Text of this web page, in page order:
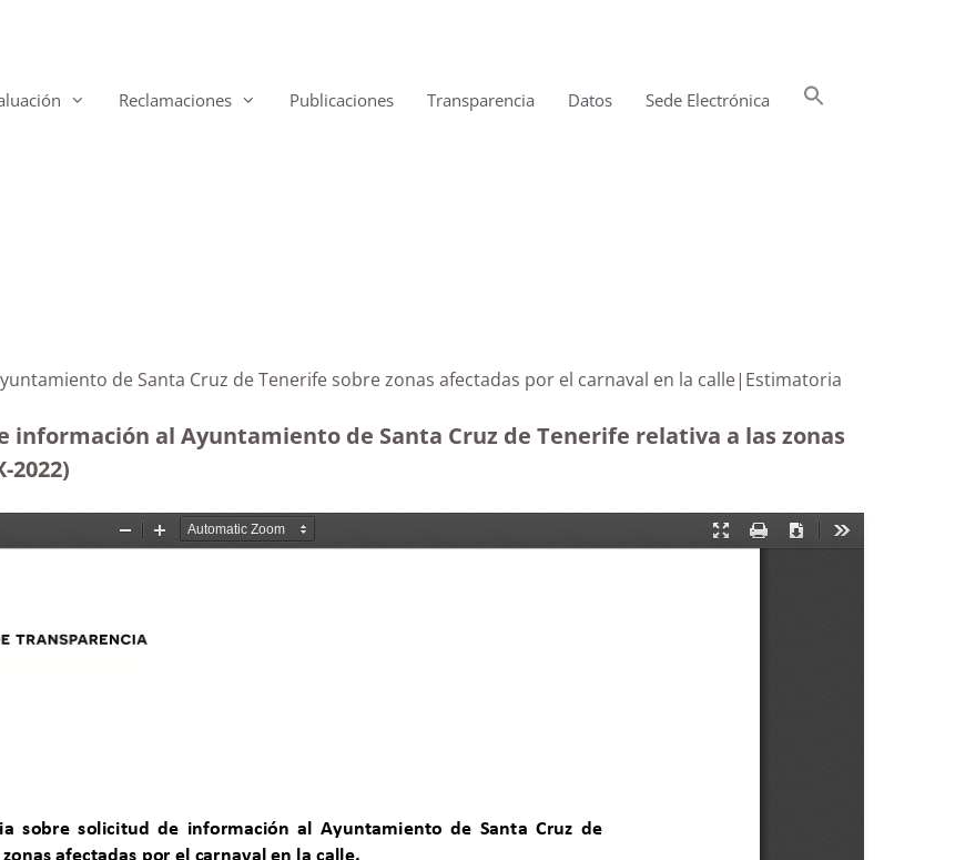
Reclamaciones Publicaciones Transparencia Datos Sede Electrónica
de Santa Cruz de Tenerife sobre zonas afectadas por el carnaval en la calle|Estimatoria
al Ayuntamiento de Santa Cruz de Tenerife relativa a las zonas
2022)